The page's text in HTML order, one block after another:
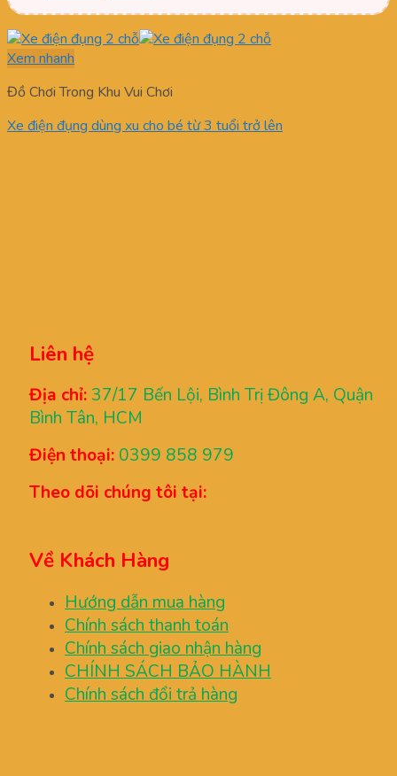
Xem nhanh
Đồ Chơi Trong Khu Vui Chơi
Xe điện đụng dùng xu cho bé từ 3 tuổi trở lên
Liên hệ
Địa chỉ: 37/17 Bến Lội, Bình Trị Đông A, Quận
Bình Tân, HCM
Điện thoại: 0399 858 979
Theo dõi chúng tôi tại:
Về Khách Hàng
Hướng dẫn mua hàng
Chính sách thanh toán
Chính sách giao nhận hàng
CHÍNH SÁCH BẢO HÀNH
Chính sách đổi trả hàng